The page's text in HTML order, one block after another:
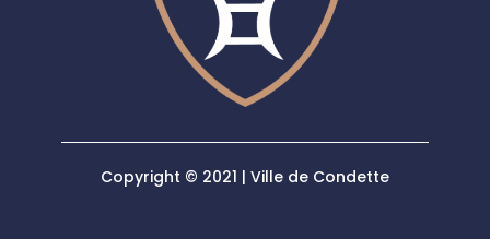
Copyright © 2021 | Ville de Condette